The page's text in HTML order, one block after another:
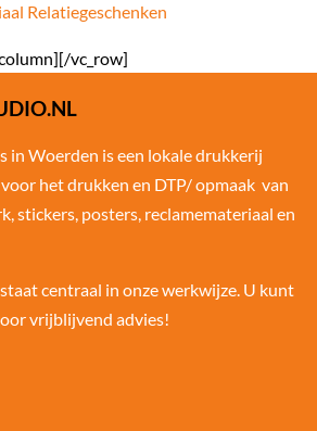
Relatiegeschenken
vc_row]
in Woerden is een lokale drukkerij
het drukken en DTP/ opmaak van
stickers, posters, reclamemateriaal en
centraal in onze werkwijze. U kunt
vrijblijvend advies!